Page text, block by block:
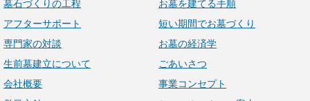
墓石づくりの工程
お墓を建てる手順
アフターサポート
短い期間でお墓づくり
専門家の対談
お墓の経済学
生前墓建立について
ごあいさつ
会社概要
事業コンセプト